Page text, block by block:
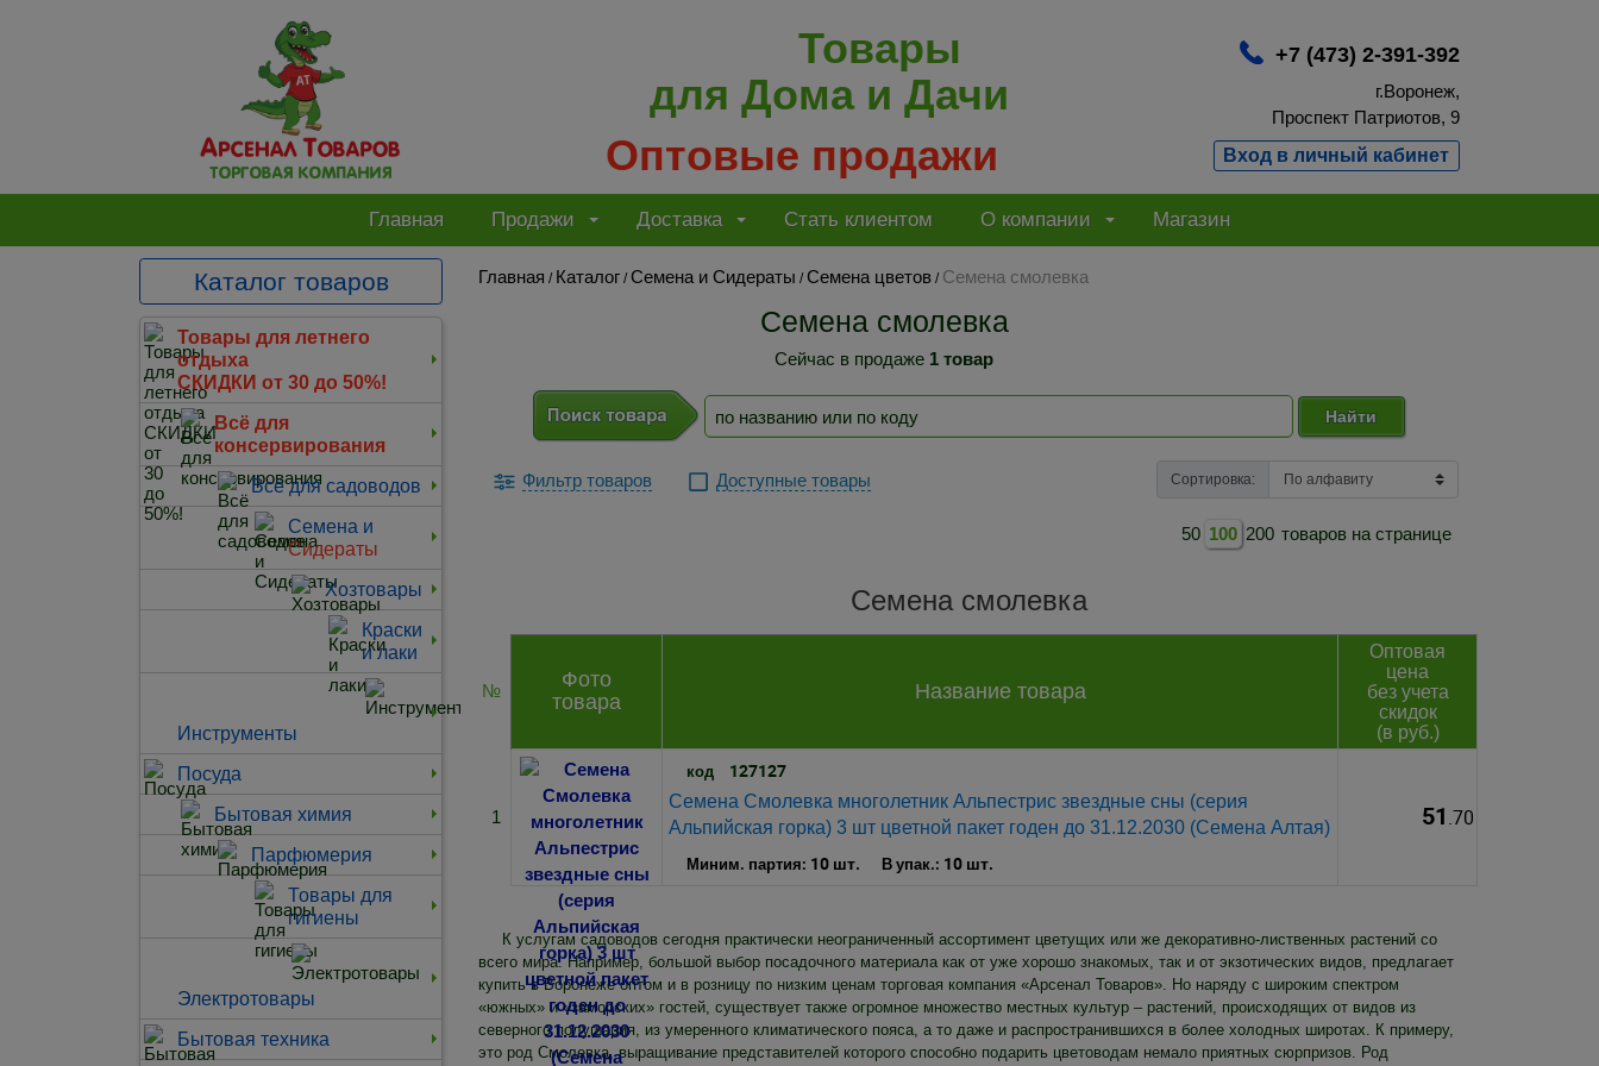
Товары
для Дома и Дачи
Оптовые продажи
+7 (473) 2-391-392
г.Воронеж,
Проспект Патриотов, 9
Вход в личный кабинет
Главная Продажи Доставка Стать клиентом О компании Магазин
Каталог товаров
Товары для летнего
отдыха
СКИДКИ от 30 до 50%!
Всё для
консервирования
Всё для садоводов
Семена и
Сидераты
Хозтовары
Краски
и лаки
Инструменты
Посуда
Бытовая химия
Парфюмерия
Товары для
гигиены
Электротовары
Бытовая техника
Главная / Каталог /Семена и Сидераты /Семена цветов / Семена смолевка
Семена смолевка
Сейчас в продаже 1 товар
Найти
Фильтр товаров Доступные товары Сортировка:
50 100 200 товаров на странице
Семена смолевка
№
Фото
товара
Название товара
Оптовая
цена
без учета
скидок
(в руб.)
1
код 127127
Семена Смолевка многолетник Альпестрис звездные сны (серия
Альпийская горка) 3 шт цветной пакет годен до 31.12.2030 (Семена Алтая)
Миним. партия: 10 шт. В упак.: 10 шт.
51.70
К услугам садоводов сегодня практически неограниченный ассортимент цветущих или же декоративно-лиственных растений со
всего мира. Например, большой выбор посадочного материала как от уже хорошо знакомых, так и от экзотических видов, предлагает
купить в Воронеже оптом и в розницу по низким ценам торговая компания «Арсенал Товаров». Но наряду с широким спектром
«южных» и «заморских» гостей, существует также огромное множество местных культур – растений, происходящих от видов из
северного полушария, из умеренного климатического пояса, а то даже и распространившихся в более холодных широтах. К примеру,
это род Смолевка, выращивание представителей которого способно подарить цветоводам немало приятных сюрпризов. Род